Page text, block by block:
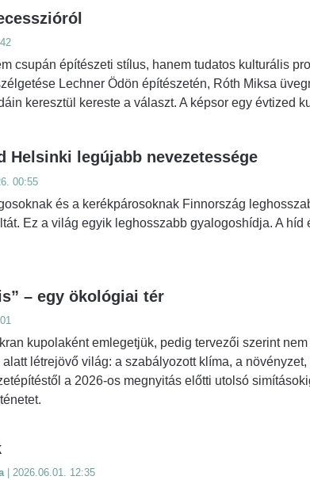
csupán építészeti stílus, hanem tudatos kulturális
Lechner Ödön építészetén, Róth Miksa
keresztül kereste a választ. A képsor egy évtized
Helsinki legújabb nevezetessége
00:55
és a kerékpárosoknak Finnország
Ez a világ egyik leghosszabb gyalogoshídja. A
– egy ökológiai tér
kupolaként emlegetjük, pedig tervezői szerint
alatt létrejövő világ: a szabályozott klíma, a
a 2026-os megnyitás előtti utolsó
| 2026.06.01. 12:35